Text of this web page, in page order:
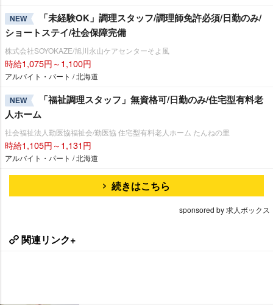
NEW
「未経験OK」調理スタッフ/調理師免許必須/日勤のみ/
ショートステイ/社会保障完備
株式会社SOYOKAZE/旭川永山ケアセンターそよ風
時給1,075円～1,100円
アルバイト・パート / 北海道
NEW
「福祉調理スタッフ」無資格可/日勤のみ/住宅型有料老
人ホーム
社会福祉法人勤医協福祉会/勤医協 住宅型有料老人ホーム たんねの里
時給1,105円～1,131円
アルバイト・パート / 北海道
続きはこちら
sponsored by 求人ボックス
関連リンク+